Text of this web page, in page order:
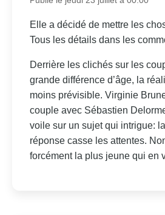
Elle a décidé de mettre les
Tous les détails dans les
Derrière les clichés sur les
grande différence d’âge, la
moins prévisible. Virginie
couple avec Sébastien
voile sur un sujet qui intrigue:
réponse casse les attentes.
forcément la plus jeune qui en